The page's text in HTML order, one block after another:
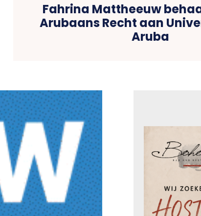
Fahrina Mattheeuw
Arubaans Recht aan
Aruba